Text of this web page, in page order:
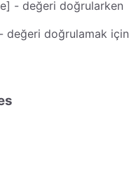
- değeri doğrularken
değeri doğrulamak için